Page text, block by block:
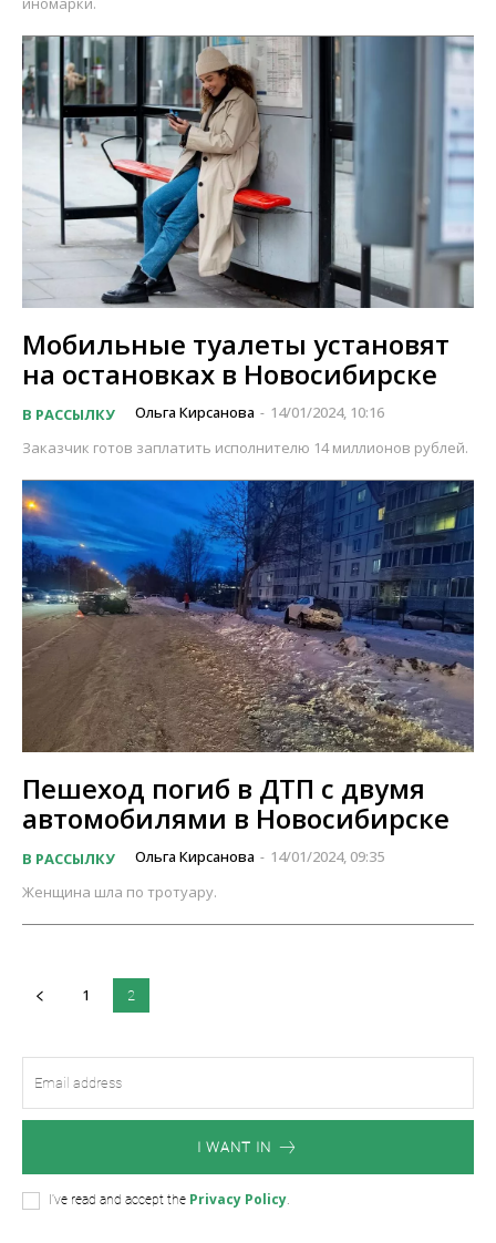
Мобильные туалеты установят
на остановках в Новосибирске
В РАССЫЛКУ Ольга Кирсанова - 14/01/2024, 10:16
Заказчик готов заплатить исполнителю 14 миллионов рублей.
Пешеход погиб в ДТП с двумя
автомобилями в Новосибирске
В РАССЫЛКУ Ольга Кирсанова - 14/01/2024, 09:35
Женщина шла по тротуару.
1 2
I WANT IN
I've read and accept the Privacy Policy.